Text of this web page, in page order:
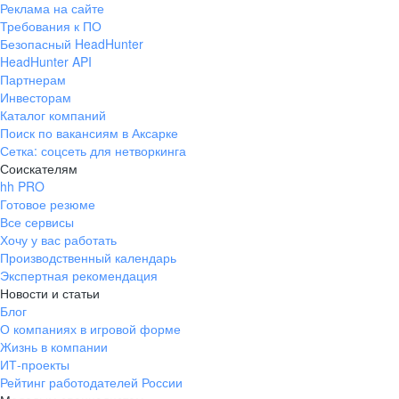
Честная стабильная зарплата. Чёткая
система премий. Возможность влиять
и увеличивать свой доход
Поддержка на старте
Наставник для новичков.
Оплачиваемые медкнижки,
медкомиссии и аккредитации. Помощь
в получении профессии
Бесплатное обучение
В основе работы —
пользовательский опыт
Средний возраст
сотрудников — 32 года
Ключевые
Возможность роста
Мы создаем атмосферу, в которой хочется
развиваться
Признаем достижения каждого и справедливо
их оцениваем —Более 40%
внутри компании
Тренинги, подкасты, онлайн-курсы — в свободном
Команда
Бренд года
до Хабаровска
Прозрачная система
премирования
Развиваем
20% Сотрудников
выросли внутри
Реклама на сайте
Требования к ПО
Безопасный HeadHunter
HeadHunter API
Партнерам
Инвесторам
Каталог компаний
Поиск по вакансиям в Аксарке
Сетка: соцсеть для нетворкинга
Соискателям
hh PRO
Готовое резюме
Все сервисы
Хочу у вас работать
Производственный календарь
Экспертная рекомендация
Новости и статьи
Блог
О компаниях в игровой форме
Жизнь в компании
ИТ-проекты
Рейтинг работодателей России